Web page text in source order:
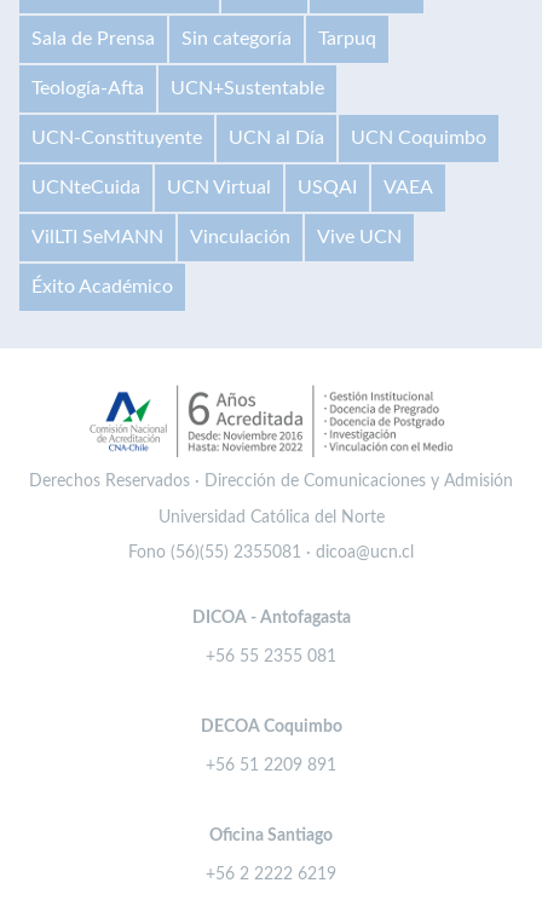
Sala de Prensa Sin categoría Tarpuq
Teología-Afta UCN+Sustentable
UCN-Constituyente UCN al Día UCN Coquimbo
UCNteCuida UCN Virtual USQAI VAEA
VilLTI SeMANN Vinculación Vive UCN
Éxito Académico
Derechos Reservados · Dirección de Comunicaciones y Admisión
Universidad Católica del Norte
Fono (56)(55) 2355081 · dicoa@ucn.cl
DICOA - Antofagasta
+56 55 2355 081
DECOA Coquimbo
+56 51 2209 891
Oficina Santiago
+56 2 2222 6219